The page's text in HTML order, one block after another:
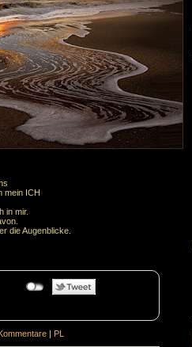
mein ICH
in mir.
die Augenblicke.
Kommentare PL